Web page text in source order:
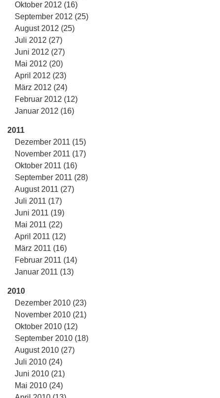
Oktober 2012 (16)
September 2012 (25)
August 2012 (25)
Juli 2012 (27)
Juni 2012 (27)
Mai 2012 (20)
April 2012 (23)
März 2012 (24)
Februar 2012 (12)
Januar 2012 (16)
2011
Dezember 2011 (15)
November 2011 (17)
Oktober 2011 (16)
September 2011 (28)
August 2011 (27)
Juli 2011 (17)
Juni 2011 (19)
Mai 2011 (22)
April 2011 (12)
März 2011 (16)
Februar 2011 (14)
Januar 2011 (13)
2010
Dezember 2010 (23)
November 2010 (21)
Oktober 2010 (12)
September 2010 (18)
August 2010 (27)
Juli 2010 (24)
Juni 2010 (21)
Mai 2010 (24)